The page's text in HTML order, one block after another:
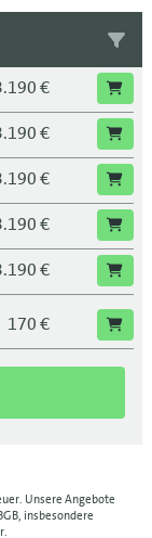
€
€
€
€
€
170 €
Unsere Angebote
insbesondere